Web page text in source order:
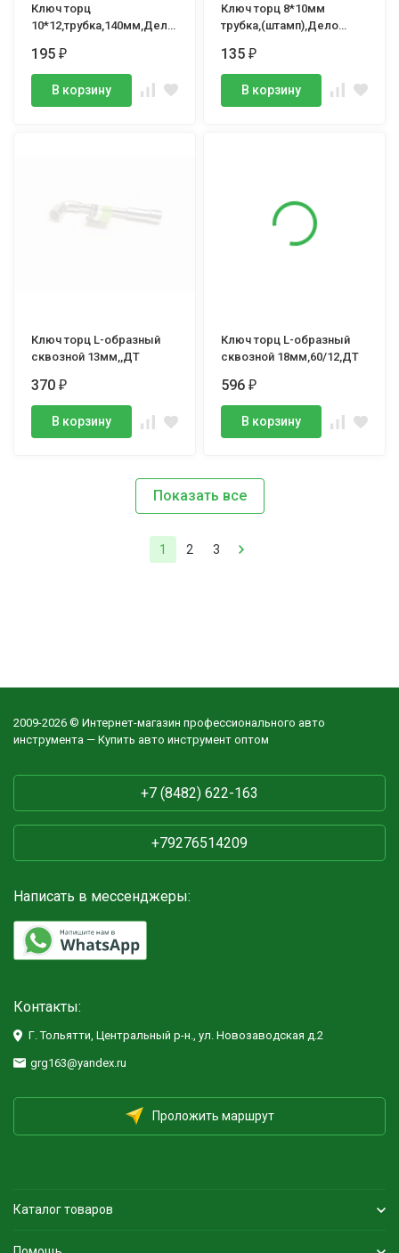
Ключ торц
10*12,трубка,140мм,Дело
195₽
В корзину
Ключ торц 8*10мм
трубка,(штамп),Дело
135₽
В корзину
Ключ торц L-образный
сквозной 13мм,,ДТ
370₽
В корзину
Ключ торц L-образный
сквозной 18мм,60/12,ДТ
596₽
В корзину
Показать все
1 2 3
2009-2026 © Интернет-магазин профессионального авто
инструмента — Купить авто инструмент оптом
+7 (8482) 622-163
+79276514209
Написать в мессенджеры:
Контакты:
Г. Тольятти, Центральный р-н., ул. Новозаводская д.2
grg163@yandex.ru
Проложить маршрут
Каталог товаров